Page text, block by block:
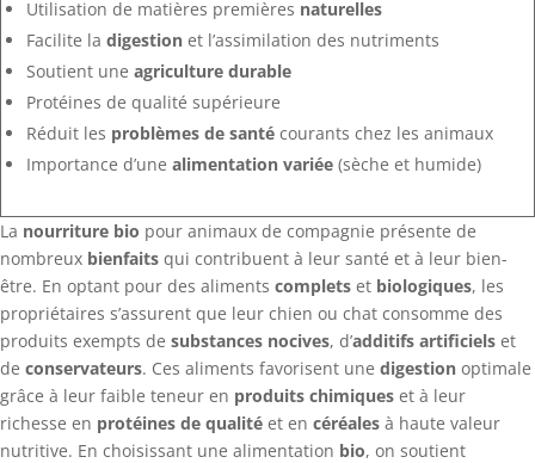
Utilisation de matières premières naturelles
Facilite la digestion et l’assimilation des nutriments
Soutient une agriculture durable
Protéines de qualité supérieure
Réduit les problèmes de santé courants chez les animaux
Importance d’une alimentation variée (sèche et humide)
La nourriture bio pour animaux de compagnie présente de
nombreux bienfaits qui contribuent à leur santé et à leur bien-
être. En optant pour des aliments complets et biologiques, les
propriétaires s’assurent que leur chien ou chat consomme des
produits exempts de substances nocives, d’additifs artificiels et
de conservateurs. Ces aliments favorisent une digestion optimale
grâce à leur faible teneur en produits chimiques et à leur
richesse en protéines de qualité et en céréales à haute valeur
nutritive. En choisissant une alimentation bio, on soutient